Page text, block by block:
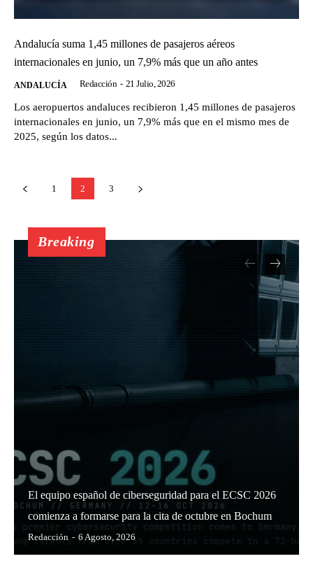
Andalucía suma 1,45 millones de pasajeros aéreos
internacionales en junio, un 7,9% más que un año antes
ANDALUCÍA Redacción - 21 Julio, 2026
Los aeropuertos andaluces recibieron 1,45 millones de pasajeros
internacionales en junio, un 7,9% más que en el mismo mes de
2025, según los datos...
1 2 3
Breaking
El equipo español de ciberseguridad para el ECSC 2026
comienza a formarse para la cita de octubre en Bochum
Redacción - 6 Agosto, 2026